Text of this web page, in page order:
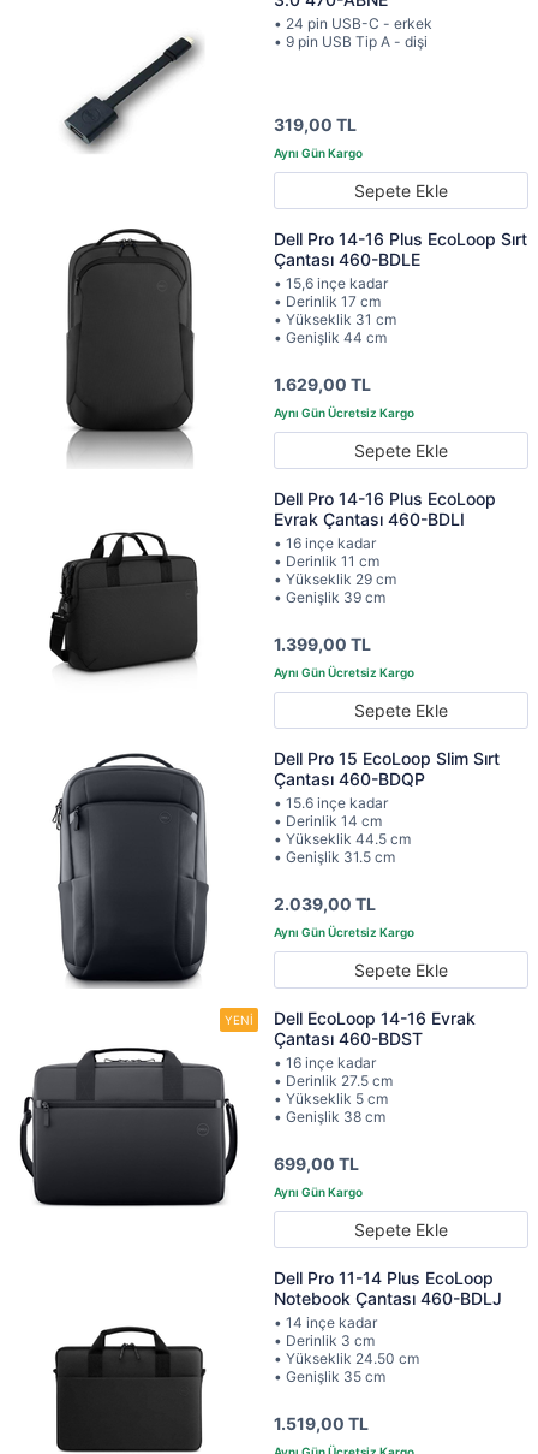
• 24 pin USB-C - erkek
• 9 pin USB Tip A - dişi
319,00 TL
Sepete Ekle
Dell Pro 14-16 Plus EcoLoop Sırt
Çantası 460-BDLE
• 15,6 inçe kadar
• Derinlik 17 cm
• Yükseklik 31 cm
• Genişlik 44 cm
1.629,00 TL
Sepete Ekle
Dell Pro 14-16 Plus EcoLoop
Evrak Çantası 460-BDLI
• 16 inçe kadar
• Derinlik 11 cm
• Yükseklik 29 cm
• Genişlik 39 cm
1.399,00 TL
Sepete Ekle
Dell Pro 15 EcoLoop Slim Sırt
Çantası 460-BDQP
• 15.6 inçe kadar
• Derinlik 14 cm
• Yükseklik 44.5 cm
• Genişlik 31.5 cm
2.039,00 TL
Sepete Ekle
Dell EcoLoop 14-16 Evrak
Çantası 460-BDST
• 16 inçe kadar
• Derinlik 27.5 cm
• Yükseklik 5 cm
• Genişlik 38 cm
699,00 TL
Sepete Ekle
Dell Pro 11-14 Plus EcoLoop
Notebook Çantası 460-BDLJ
• 14 inçe kadar
• Derinlik 3 cm
• Yükseklik 24.50 cm
• Genişlik 35 cm
1.519,00 TL